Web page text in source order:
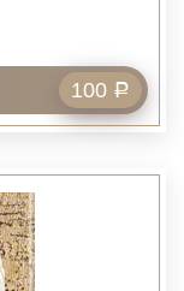
100 Р